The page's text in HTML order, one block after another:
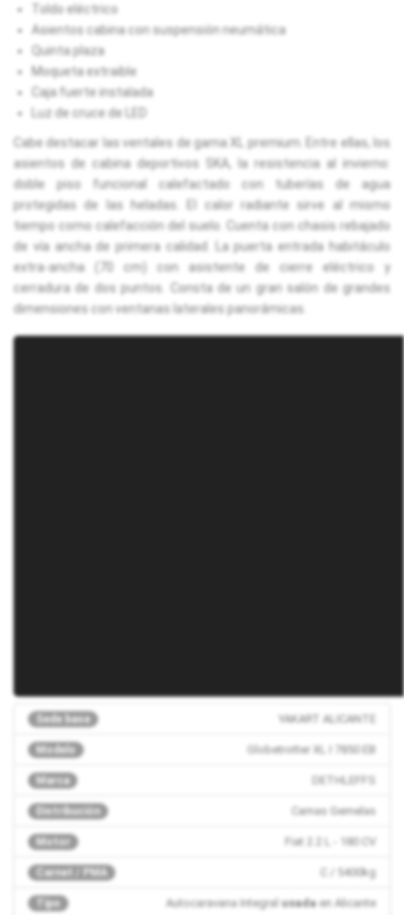
Toldo eléctrico
Asientos cabina con suspensión neumática
Quinta plaza
Moqueta extraible
Caja fuerte instalada
Luz de cruce de LED
Cabe destacar las ventales de gama XL premium. Entre ellas, los
asientos de cabina deportivos SKA, la resistencia al invierno:
doble piso funcional calefactado con tuberías de agua
protegidas de las heladas. El calor radiante sirve al mismo
tiempo como calefacción del suelo. Cuenta con chasis rebajado
de vía ancha de primera calidad. La puerta entrada habitáculo
extra-ancha (70 cm) con asistente de cierre eléctrico y
cerradura de dos puntos. Consta de un gran salón de grandes
dimensiones con ventanas laterales panorámicas.
Sede base YAKART ALICANTE
Modelo Globetrotter XL I 7850 EB
Marca DETHLEFFS
Distribución Camas Gemelas
Motor Fiat 2.2 L - 180 CV
Carnet / PMA C / 5400kg
Tipo Autocaravana Integralusadaen Alicante